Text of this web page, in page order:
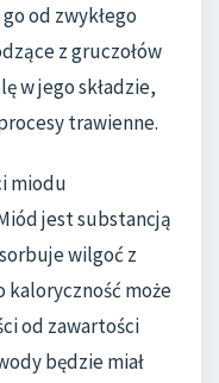
od zwykłego
z gruczołów
w jego składzie,
trawienne.
miodu
jest substancją
wilgoć z
kaloryczność może
od zawartości
będzie miał